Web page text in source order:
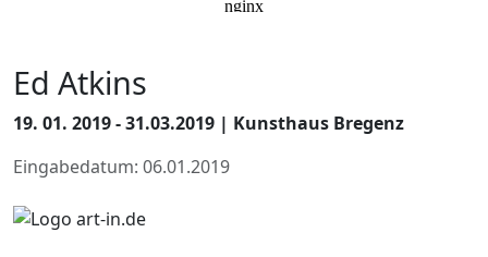
Ed Atkins
19. 01. 2019 - 31.03.2019 | Kunsthaus Bregenz
Eingabedatum: 06.01.2019